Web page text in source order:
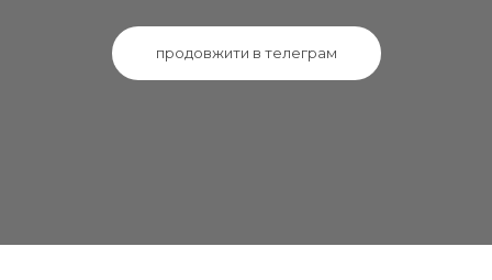
продовжити в телеграм